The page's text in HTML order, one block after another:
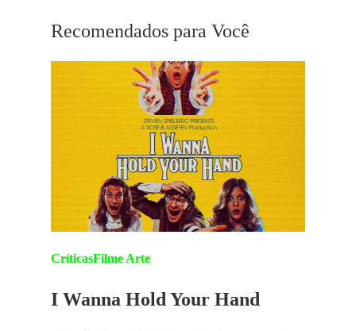
Recomendados para Você
CríticasFilme Arte
I Wanna Hold Your Hand